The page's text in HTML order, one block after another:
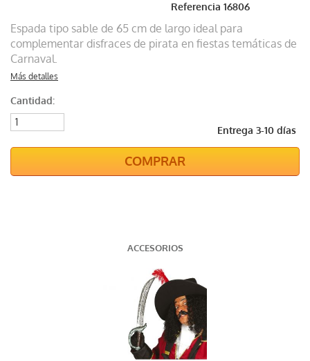
Referencia16806
Espada tipo sable de 65 cm de largo ideal para
complementar disfraces de pirata en fiestas temáticas de
Carnaval.
Más detalles
Cantidad:
Entrega 3-10 días
COMPRAR
ACCESORIOS